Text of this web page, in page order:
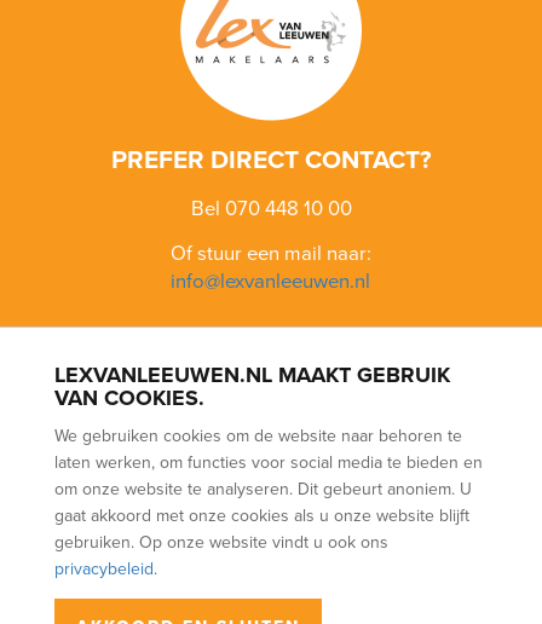
LEXVANLEEUWEN.NL MAAKT GEBRUIK
VAN COOKIES.
We gebruiken cookies om de website naar behoren te
laten werken, om functies voor social media te bieden en
om onze website te analyseren. Dit gebeurt anoniem. U
gaat akkoord met onze cookies als u onze website blijft
gebruiken. Op onze website vindt u ook ons
privacybeleid.
PREFER DIRECT CONTACT?
Bel 070 448 10 00
Of stuur een mail naar:
info@lexvanleeuwen.nl
BLOEMENBUURT BOHEMEN BOMENBUURT
KIJKDUIN
WALDECK
PURCHASE
SALE RENTAL (NWWI) ASSESSMENT
FREE
EVALUATION
PARTNERS